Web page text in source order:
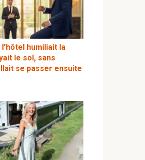
l’hôtel humiliait la
le sol, sans
se passer ensuite